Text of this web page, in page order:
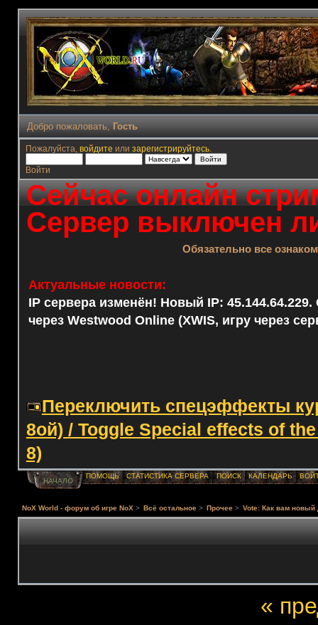
Добро пожаловать, Гость
Пожалуйста, войдите или зарегистрируйтесь.
Войти
Сейчас онлайн
Сервер выключен
Обязательно все
Актуальные новости:
IP сервера изменён! Новый IP: 45.144.64.229.
через Westwood Online (XWIS, игру через
Переключить спецэффекты
8ой) / Toggle Special effects of
8)
НАЧАЛО
ПОМОЩЬ СТАТИСТИКА СЕРВЕРА ПОИСК КАЛЕНДАРЬ
NoX World - форум об игре NoX > Всё остальное > Прочее > Vote: Как вам
«